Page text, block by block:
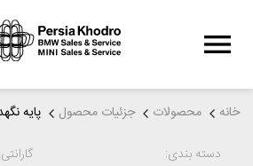
خانه محصولات جزئیات محصول
پایه
دسته بندی:
گارانتی: